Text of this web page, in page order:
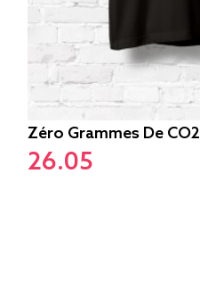
Zéro Grammes De CO2
26.05